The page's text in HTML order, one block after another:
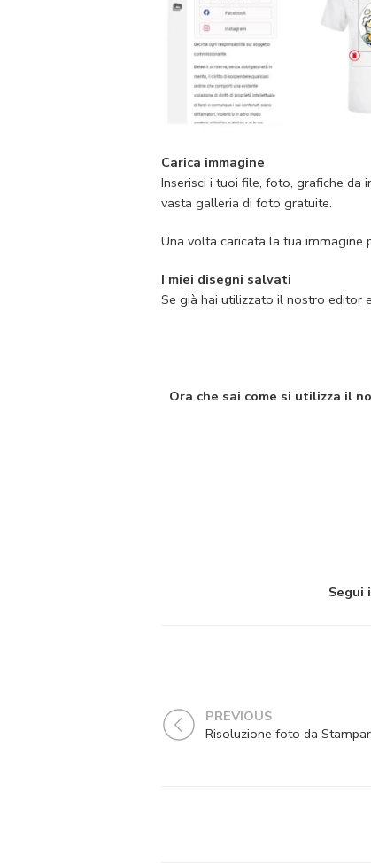
Carica immagine
Inserisci i tuoi file, foto, grafiche da
vasta galleria di foto gratuite.
Una volta caricata la tua immagine
I miei disegni salvati
Se già hai utilizzato il nostro editor
Ora che sai come si utilizza il
Segui
PREVIOUS